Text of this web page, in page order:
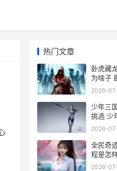
热门文章
卧虎藏
为啥子
2026-
少年三
挑选 少
片
2026-
全民奇
程是怎
碎片兑换
2026-